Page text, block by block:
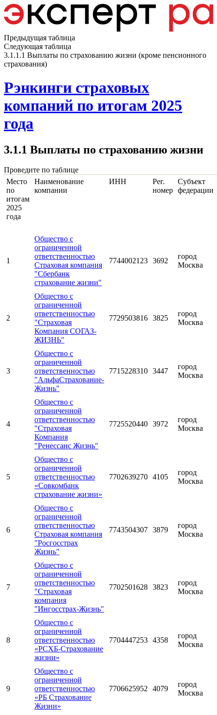
Предыдущая таблица
Следующая таблица
3.1.1.1 Выплаты по страхованию жизни (кроме пенсионного
страхования)
Рэнкинги страховых
компаний по итогам 2025
года
3.1.1 Выплаты по страхованию жизни
Проведите по таблице
Место
по
итогам
2025
года
Наименование
компании
ИНН
Рег.
номер
Субъект
федерации
1
Общество с
ограниченной
ответственностью
Страховая компания
"Сбербанк
страхование жизни"
7744002123 3692
город
Москва
2
Общество с
ограниченной
ответственностью
"Страховая
Компания СОГАЗ-
ЖИЗНЬ"
7729503816 3825
город
Москва
3
Общество с
ограниченной
ответственностью
"АльфаСтрахование-
Жизнь"
7715228310 3447
город
Москва
4
Общество с
ограниченной
ответственностью
"Страховая
Компания
"Ренессанс Жизнь"
7725520440 3972
город
Москва
5
Общество с
ограниченной
ответственностью
«Совкомбанк
страхование жизни»
7702639270 4105
город
Москва
6
Общество с
ограниченной
ответственностью
Страховая компания
"Росгосстрах
Жизнь"
7743504307 3879
город
Москва
7
Общество с
ограниченной
ответственностью
"Страховая
компания
"Ингосстрах-Жизнь"
7702501628 3823
город
Москва
8
Общество с
ограниченной
ответственностью
«РСХБ-Страхование
жизни»
7704447253 4358
город
Москва
9
Общество с
ограниченной
ответственностью
«РБ Страхование
Жизни»
7706625952 4079
город
Москва